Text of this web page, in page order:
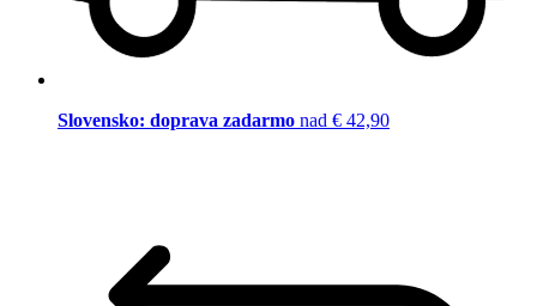
Slovensko: doprava zadarmo nad € 42,90